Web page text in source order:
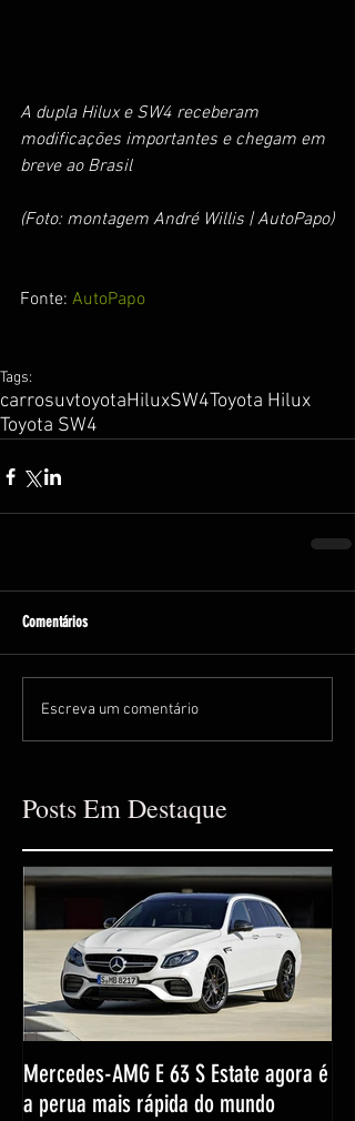
A dupla Hilux e SW4 receberam
modificações importantes e chegam em
breve ao Brasil
(Foto: montagem André Willis | AutoPapo)
Fonte: AutoPapo
Tags:
carrosuvtoyotaHiluxSW4Toyota Hilux
Toyota SW4
Comentários
Escreva um comentário
Posts Em Destaque
Mercedes-AMG E 63 S Estate agora é
a perua mais rápida do mundo